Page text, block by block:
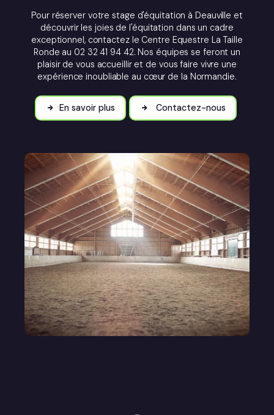
Pour réserver votre stage d'équitation à Deauville et
découvrir les joies de l'équitation dans un cadre
exceptionnel, contactez le Centre Equestre La Taille
Ronde au 02 32 41 94 42. Nos équipes se feront un
plaisir de vous accueillir et de vous faire vivre une
expérience inoubliable au cœur de la Normandie.
En savoir plus Contactez-nous